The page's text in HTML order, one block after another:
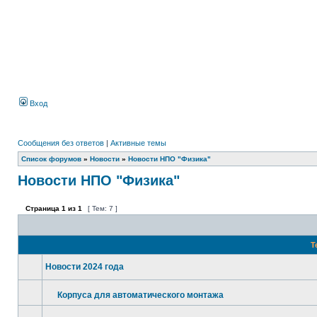
Вход
Сообщения без ответов | Активные темы
Список форумов » Новости » Новости НПО "Физика"
Новости НПО "Физика"
Страница 1 из 1 [ Тем: 7 ]
Новости 2024 года
Корпуса для автоматического монтажа